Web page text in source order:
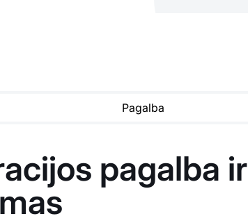
Pagalba
pagalba ir